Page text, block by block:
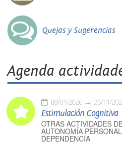
Quejas y Sugerencias
Agenda
08/01/2026 26/11/
Estimulación Cognitiva
OTRAS ACTIVIDADES
AUTONOMÍA
DEPENDENCIA